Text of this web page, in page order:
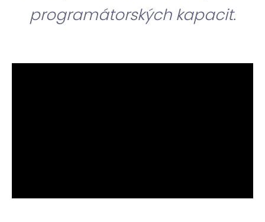
programátorských kapacit.